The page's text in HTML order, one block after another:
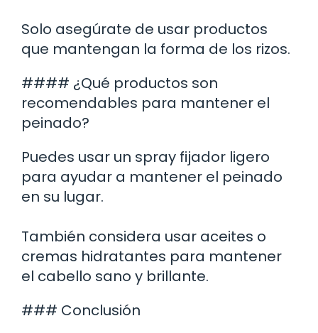
Solo asegúrate de usar productos
que mantengan la forma de los rizos.
#### ¿Qué productos son
recomendables para mantener el
peinado?
Puedes usar un spray fijador ligero
para ayudar a mantener el peinado
en su lugar.
También considera usar aceites o
cremas hidratantes para mantener
el cabello sano y brillante.
### Conclusión